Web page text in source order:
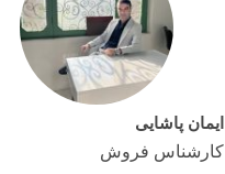
ایمان پاشایی
کارشناس فروش